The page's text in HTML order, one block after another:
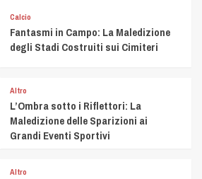
Calcio
Fantasmi in Campo: La Maledizione
degli Stadi Costruiti sui Cimiteri
Altro
L’Ombra sotto i Riflettori: La
Maledizione delle Sparizioni ai
Grandi Eventi Sportivi
Altro